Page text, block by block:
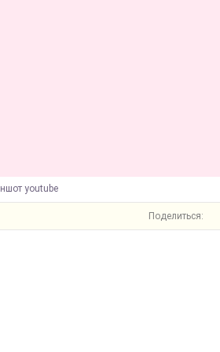
youtube
Поделиться: